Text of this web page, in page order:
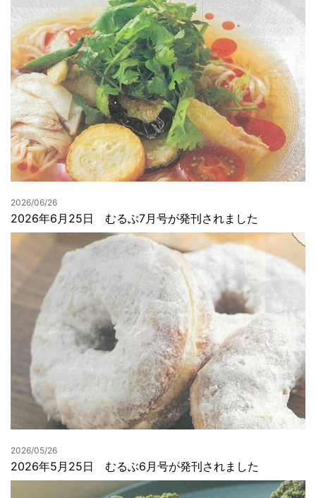
2026/06/26
2026年6月25日 むるぶ7月号が発刊されました
2026/05/26
2026年5月25日 むるぶ6月号が発刊されました